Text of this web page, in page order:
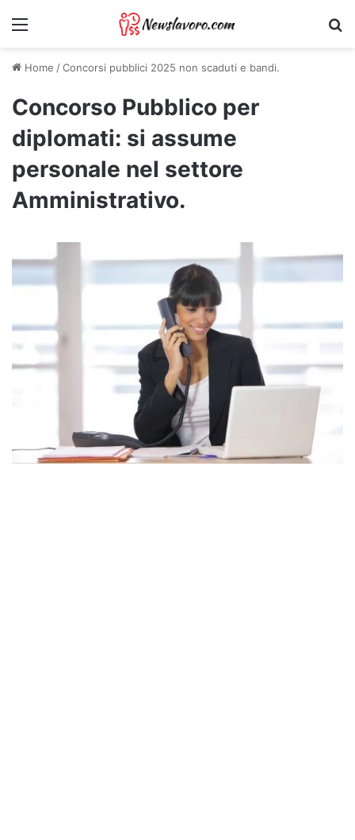
Menu
Home /Concorsi pubblici 2025 non scaduti e bandi.
Concorso Pubblico per
diplomati: si assume
personale nel settore
Amministrativo.